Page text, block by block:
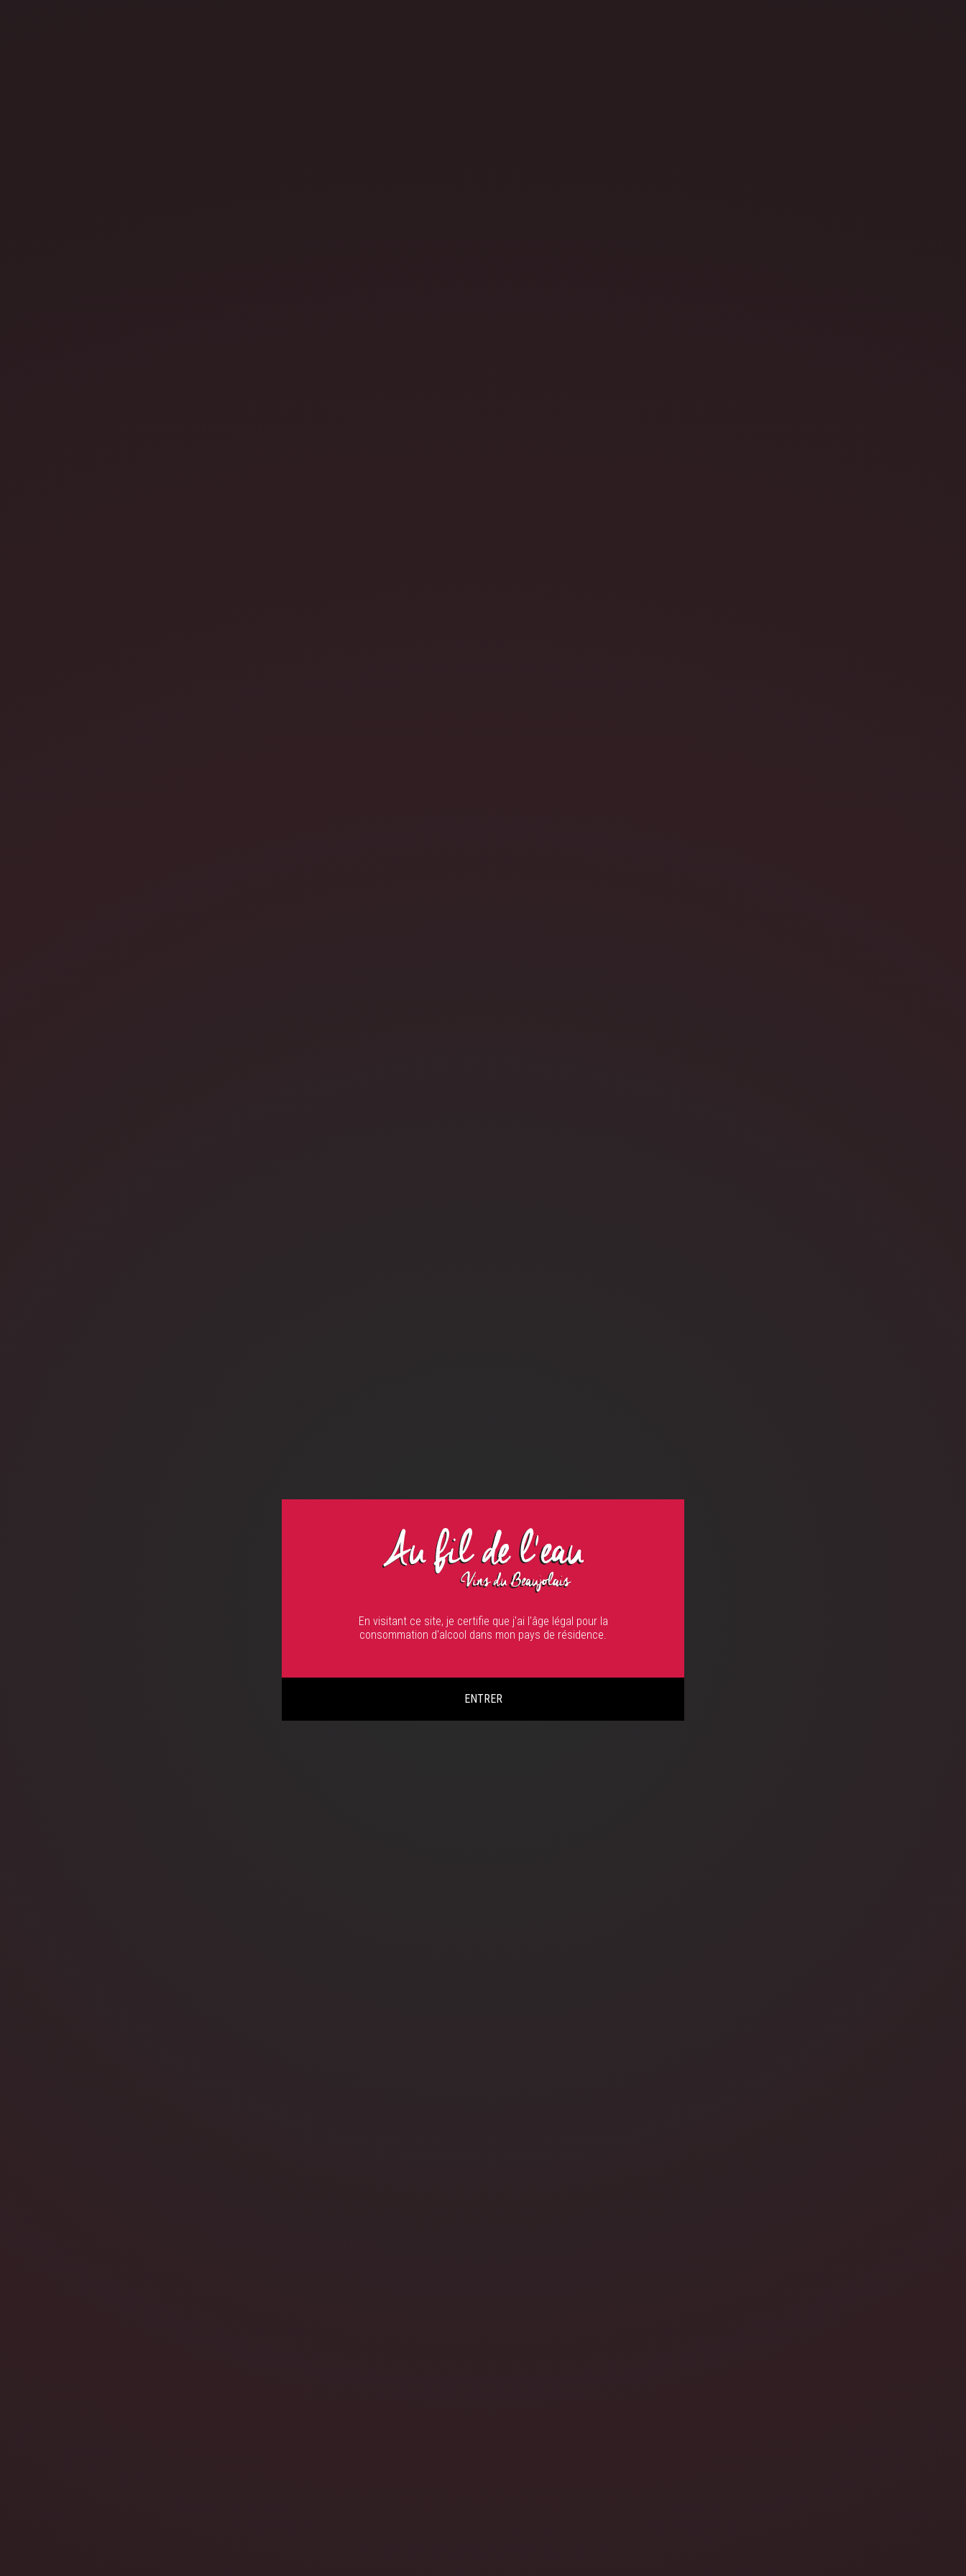
En visitant ce site, je certifie que j'ai l'âge légal pour la
consommation d'alcool dans mon pays de résidence.
ENTRER